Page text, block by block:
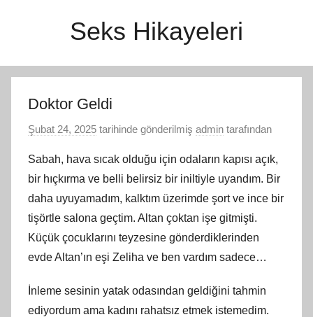
Seks Hikayeleri
Doktor Geldi
Şubat 24, 2025 tarihinde gönderilmiş admin tarafından
Sabah, hava sıcak olduğu için odaların kapısı açık,
bir hıçkırma ve belli belirsiz bir iniltiyle uyandım. Bir
daha uyuyamadım, kalktım üzerimde şort ve ince bir
tişörtle salona geçtim. Altan çoktan işe gitmişti.
Küçük çocuklarını teyzesine gönderdiklerinden
evde Altan’ın eşi Zeliha ve ben vardım sadece…
İnleme sesinin yatak odasından geldiğini tahmin
ediyordum ama kadını rahatsız etmek istemedim.